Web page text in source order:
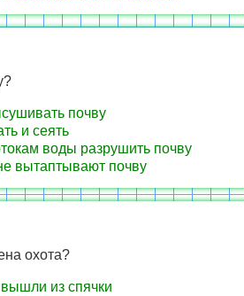
почву
и сеять
воды разрушить почву
вытаптывают почву
охота?
из спячки